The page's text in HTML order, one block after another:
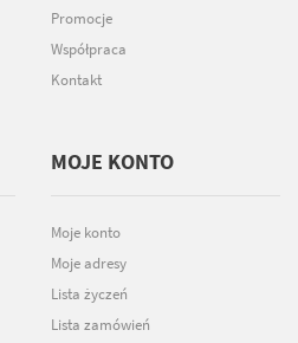
Promocje
Współpraca
Kontakt
MOJE KONTO
Moje konto
Moje adresy
Lista życzeń
Lista zamówień